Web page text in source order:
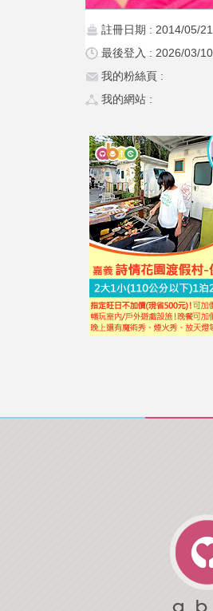
註冊日期 : 2014/05/21
最後登入 : 2026/03/
我的粉絲頁 :
我的網站 :